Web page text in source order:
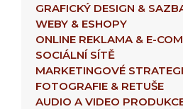
GRAFICKÝ DESIGN &
WEBY & ESHOPY
ONLINE REKLAMA & E-
SOCIÁLNÍ SÍTĚ
MARKETINGOVÉ
FOTOGRAFIE & RETUŠE
AUDIO A VIDEO